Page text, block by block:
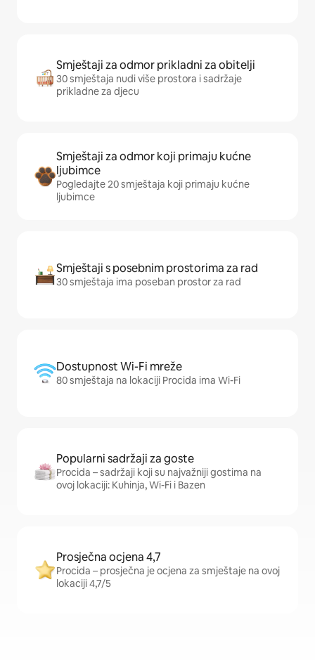
Smještaji za odmor prikladni za obitelji
30 smještaja nudi više prostora i sadržaje
prikladne za djecu
Smještaji za odmor koji primaju kućne
ljubimce
Pogledajte 20 smještaja koji primaju kućne
ljubimce
Smještaji s posebnim prostorima za rad
30 smještaja ima poseban prostor za rad
Dostupnost Wi-Fi mreže
80 smještaja na lokaciji Procida ima Wi-Fi
Popularni sadržaji za goste
Procida – sadržaji koji su najvažniji gostima na
ovoj lokaciji: Kuhinja, Wi-Fi i Bazen
Prosječna ocjena 4,7
Procida – prosječna je ocjena za smještaje na ovoj
lokaciji 4,7/5